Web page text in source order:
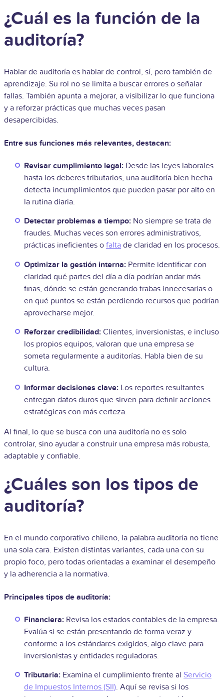
¿Cuál es la función de la
auditoría?
Hablar de auditoría es hablar de control, sí, pero también de
aprendizaje. Su rol no se limita a buscar errores o señalar
fallas. También apunta a mejorar, a visibilizar lo que funciona
y a reforzar prácticas que muchas veces pasan
desapercibidas.
Entre sus funciones más relevantes, destacan:
Revisar cumplimiento legal: Desde las leyes laborales
hasta los deberes tributarios, una auditoría bien hecha
detecta incumplimientos que pueden pasar por alto en
la rutina diaria.
Detectar problemas a tiempo: No siempre se trata de
fraudes. Muchas veces son errores administrativos,
prácticas ineficientes o falta de claridad en los procesos.
Optimizar la gestión interna: Permite identificar con
claridad qué partes del día a día podrían andar más
finas, dónde se están generando trabas innecesarias o
en qué puntos se están perdiendo recursos que podrían
aprovecharse mejor.
Reforzar credibilidad: Clientes, inversionistas, e incluso
los propios equipos, valoran que una empresa se
someta regularmente a auditorías. Habla bien de su
cultura.
Informar decisiones clave: Los reportes resultantes
entregan datos duros que sirven para definir acciones
estratégicas con más certeza.
Al final, lo que se busca con una auditoría no es solo
controlar, sino ayudar a construir una empresa más robusta,
adaptable y confiable.
¿Cuáles son los tipos de
auditoría?
En el mundo corporativo chileno, la palabra auditoría no tiene
una sola cara. Existen distintas variantes, cada una con su
propio foco, pero todas orientadas a examinar el desempeño
y la adherencia a la normativa.
Principales tipos de auditoría:
Financiera: Revisa los estados contables de la empresa.
Evalúa si se están presentando de forma veraz y
conforme a los estándares exigidos, algo clave para
inversionistas y entidades reguladoras.
Tributaria: Examina el cumplimiento frente al Servicio
de Impuestos Internos (SII). Aquí se revisa si los